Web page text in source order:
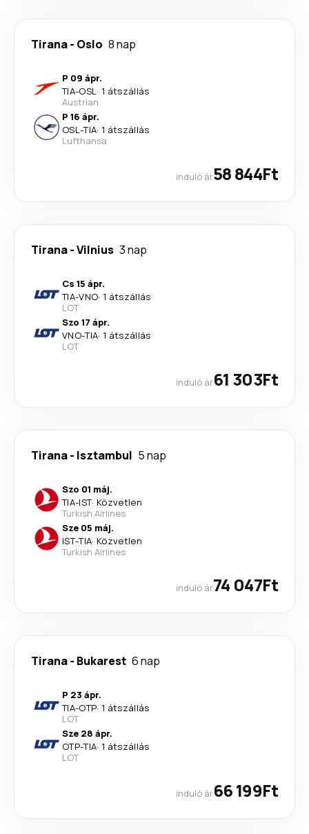
Tirana- Oslo 8 nap
P 09 ápr.
TIA-OSL· 1 átszállás
Austrian
P 16 ápr.
OSL-TIA· 1 átszállás
Lufthansa
induló ár58 844Ft
Tirana-Vilnius 3 nap
Cs 15 ápr.
TIA-VNO· 1 átszállás
LOT
Szo 17 ápr.
VNO-TIA· 1 átszállás
LOT
induló ár61 303Ft
Tirana- Isztambul 5 nap
Szo 01 máj.
TIA-IST· Közvetlen
Turkish Airlines
Sze 05 máj.
IST-TIA· Közvetlen
Turkish Airlines
induló ár74 047Ft
Tirana- Bukarest 6 nap
P 23 ápr.
TIA-OTP· 1 átszállás
LOT
Sze 28 ápr.
OTP-TIA· 1 átszállás
LOT
induló ár66 199Ft